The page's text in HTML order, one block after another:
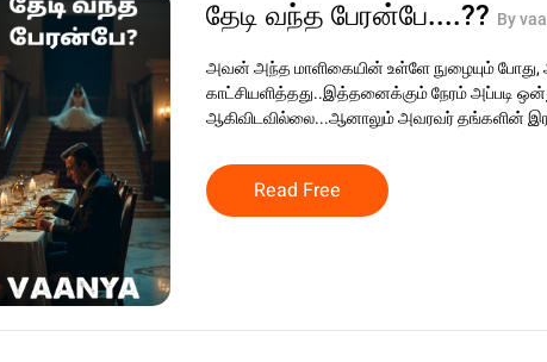
தேடி வந்த பேரன்பே....?? By
அவன் அந்த மாளிகையின் உள்ளே நுழையும்
காட்சியளித்தது..இத்தனைக்கும் நேரம் அப்படி
ஆகிவிடவில்லை...ஆனாலும் அவரவர் தங்களின்
Read Free